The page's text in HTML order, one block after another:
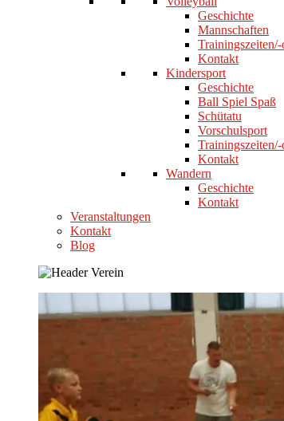
Geschichte
Mannschaften
Kontakt
Kindersport
Geschichte
Ball Spiel Spaß
Schütatu
Vorschulsport
Kontakt
Wandern
Geschichte
Kontakt
Veranstaltungen
Kontakt
Blog